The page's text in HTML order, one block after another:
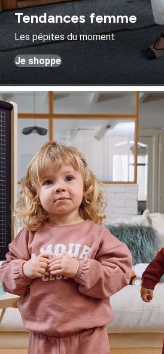
Tendances femme
Les pépites du moment
Je shoppe